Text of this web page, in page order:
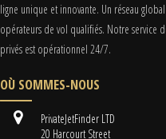
ligne unique et innovante. Un réseau
opérateurs de vol qualifiés. Notre service
privés est opérationnel 24/7.
OÙ SOMMES-NOUS
PrivateJetFinder LTD
20 Harcourt Street